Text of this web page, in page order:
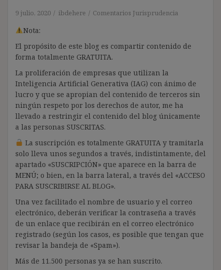
9 julio, 2020 ibdehere Comentarios Jurisprudencia
Nota:
El propósito de este blog es compartir contenido de
forma totalmente GRATUITA.
La proliferación de empresas que utilizan la
Inteligencia Artificial Generativa (IAG) con ánimo de
lucro y que se apropian del contenido de terceros sin
ningún respeto por los derechos de autor, me ha
llevado a restringir el contenido del blog únicamente
a las personas SUSCRITAS.
La suscripción es totalmente GRATUITA y tramitarla
solo lleva unos segundos a través, indistintamente, del
apartado «SUSCRIPCIÓN» que aparece en la barra de
MENÚ; o bien, en la barra lateral, a través del «ACCESO
PARA SUSCRIBIRSE AL BLOG».
Una vez facilitado el nombre de usuario y el correo
electrónico, deberán verificar la contraseña a través
de un enlace que recibirán en el correo electrónico
registrado (según los casos, es posible que tengan que
revisar la bandeja de «Spam»).
Más de 11.500 personas ya se han suscrito.